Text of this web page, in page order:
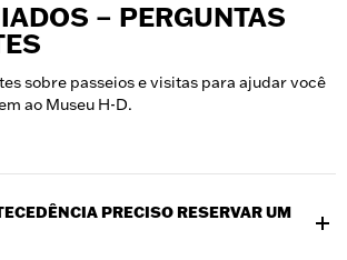
– PERGUNTAS
sobre passeios e visitas para ajudar você
ao Museu H-D.
PRECISO RESERVAR UM